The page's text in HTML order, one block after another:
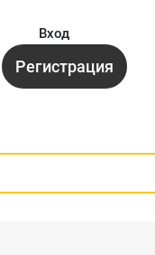
Вход
Регистрация